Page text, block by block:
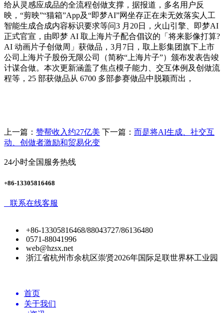
给从灵感应成品的全流程创做支撑，据报道，多名用户反
映，“剪映”“猫箱”App及“即梦AI”网坐存正在未无效落实人工
智能生成合成内容标识要求等问3 月20日，火山引擎、即梦AI
正式官宣，由即梦 AI 取上海片子配合倡议的「将来影像打算?
AI 动画片子创做周」获做品，3月7日，取上影集团旗下上市
公司上海片子股份无限公司（简称“上海片子”）颁布发表告竣
计谋合做。本次更新涵盖了焦点模子能力、交互体例及创做流
程等，25 部获做品从 6700 多部参赛做品中脱颖而出，
上一篇： 赞帮收入约27亿美 下一篇： 而是将AI生成、社交互
动、创做者激励和贸易化变
24小时全国服务热线
+86-13305816468
联系在线客服
+86-13305816468/88043727/86136480
0571-88041996
web@hzsx.net
浙江省杭州市余杭区崇贤2026年国际足联世界杯工业园
首页
关于我们